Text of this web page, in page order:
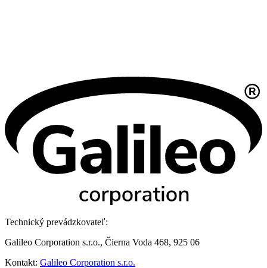
Technický prevádzkovateľ:
Galileo Corporation s.r.o., Čierna Voda 468, 925 06
Kontakt: Galileo Corporation s.r.o.